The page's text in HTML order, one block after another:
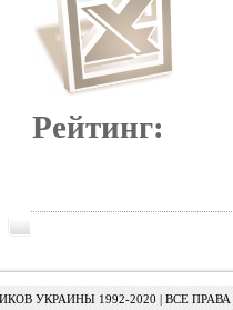
Рейтинг:
УКРАИНЫ 1992-2020 | ВСЕ